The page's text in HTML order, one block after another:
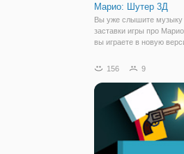
Марио: Шутер 3Д
Вы уже слышите музыку
заставки игры про
вы играете в новую
названием "Марио:
шутер, в котором вы
в локации в
156 9